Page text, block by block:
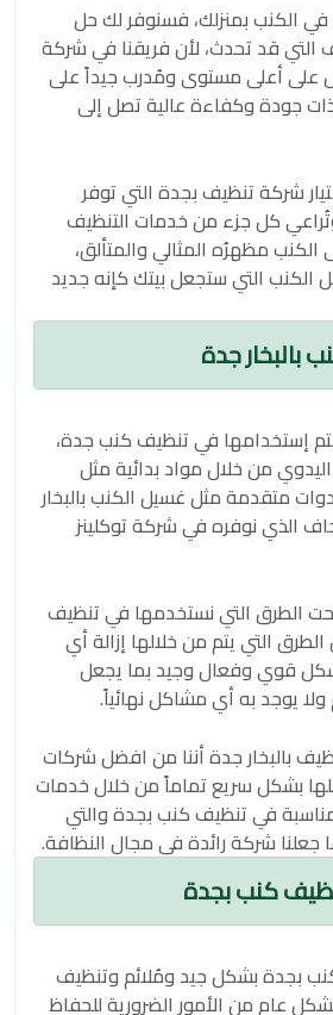
الكنب بمنزلك، فسنوفر لك حل
التي قد تحدث، لأن فريقنا في شركة
أعلى مستوى ومُدرب جيداً على
جودة وكفاءة عالية تصل إلى
شركة تنظيف بجدة التي توفر
كل جزء من خدمات التنظيف
الكنب مظهرُه المثالي والمتألق،
التي ستجعل بيتك كإنه جديد
جدة
إستخدامها في تنظيف كنب جدة،
من خلال مواد بدائية مثل
متقدمة مثل غسيل الكنب بالبخار
الذي نوفره في شركة توكلينز
الطرق التي نستخدمها في تنظيف
التي يتم من خلالها إزالة أي
قوي وفعال وجيد بما يجعل
يوجد به أي مشاكل نهائياً.
بالبخار جدة أننا من افضل شركات
بشكل سريع تماماً من خلال خدمات
في تنظيف كنب بجدة والتي
جعلنا شركة رائدة في مجال النظافة.
كنب بجدة
بجدة بشكل جيد ومُلائم وتنظيف
عام من الأمور الضرورية للحفاظ